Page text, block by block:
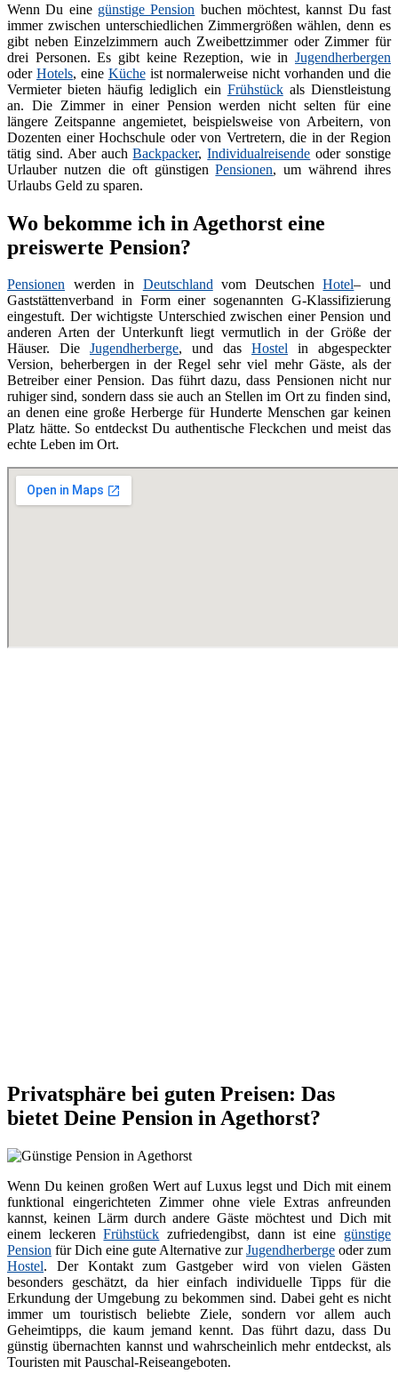
Wenn Du eine günstige Pension buchen möchtest, kannst Du fast
immer zwischen unterschiedlichen Zimmergrößen wählen, denn es
gibt neben Einzelzimmern auch Zweibettzimmer oder Zimmer für
drei Personen. Es gibt keine Rezeption, wie in Jugendherbergen
oder Hotels, eine Kücheist normalerweise nicht vorhanden und die
Vermieter bieten häufig lediglich ein Frühstückals Dienstleistung
an. Die Zimmer in einer Pension werden nicht selten für eine
längere Zeitspanne angemietet, beispielsweise von Arbeitern, von
Dozenten einer Hochschule oder von Vertretern, die in der Region
tätig sind. Aber auchBackpacker,Individualreisende oder sonstige
Urlauber nutzen die oft günstigenPensionen, um während ihres
Urlaubs Geld zu sparen.
Wo bekomme ich in Agethorst eine
preiswerte Pension?
Pensionen werden in Deutschlandvom DeutschenHotel– und
Gaststättenverband in Form einer sogenannten G-Klassifizierung
eingestuft. Der wichtigste Unterschied zwischen einer Pension und
anderen Arten der Unterkunft liegt vermutlich in der Größe der
Häuser. Die Jugendherberge, und das Hostel in abgespeckter
Version, beherbergen in der Regel sehr viel mehr Gäste, als der
Betreiber einer Pension. Das führt dazu, dass Pensionen nicht nur
ruhiger sind, sondern dass sie auch an Stellen im Ort zu finden sind,
an denen eine große Herberge für Hunderte Menschen gar keinen
Platz hätte. So entdeckst Du authentische Fleckchen und meist das
echte Leben im Ort.
Privatsphäre bei guten Preisen: Das
bietet Deine Pension in Agethorst?
Wenn Du keinen großen Wert auf Luxus legst und Dich mit einem
funktional eingerichteten Zimmer ohne viele Extras anfreunden
kannst, keinen Lärm durch andere Gäste möchtest und Dich mit
einem leckerenFrühstück zufriedengibst, dann ist eine günstige
Pension für Dich eine gute Alternative zurJugendherberge oder zum
Hostel. Der Kontakt zum Gastgeber wird von vielen Gästen
besonders geschätzt, da hier einfach individuelle Tipps für die
Erkundung der Umgebung zu bekommen sind. Dabei geht es nicht
immer um touristisch beliebte Ziele, sondern vor allem auch
Geheimtipps, die kaum jemand kennt. Das führt dazu, dass Du
günstig übernachten kannst und wahrscheinlich mehr entdeckst, als
Touristen mit Pauschal-Reiseangeboten.